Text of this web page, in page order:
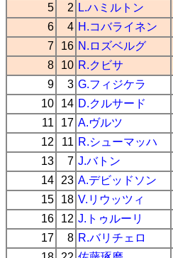
5
2 L.ハミルトン
6
4 H.コバライネン
7
16 N.ロズベルグ
8
10 R.クビサ
9
3 G.フィジケラ
10
14 D.クルサード
11
17 A.ヴルツ
12
11 R.シューマッハ
13
7 J.バトン
14
23 A.デビッドソン
15
18 V.リウッツィ
16
12 J.トゥルーリ
17
8 R.バリチェロ